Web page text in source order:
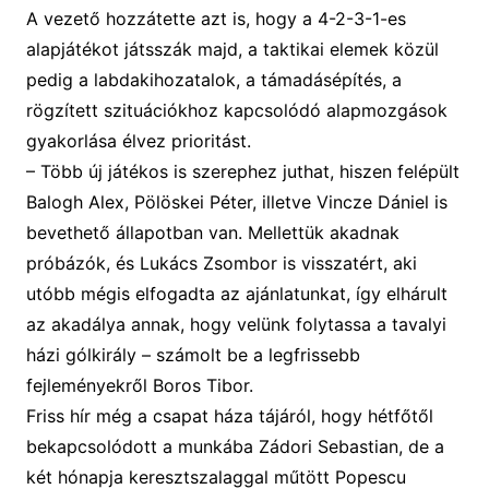
A vezető hozzátette azt is, hogy a 4-2-3-1-es
alapjátékot játsszák majd, a taktikai elemek közül
pedig a labdakihozatalok, a támadásépítés, a
rögzített szituációkhoz kapcsolódó alapmozgások
gyakorlása élvez prioritást.
– Több új játékos is szerephez juthat, hiszen felépült
Balogh Alex, Pölöskei Péter, illetve Vincze Dániel is
bevethető állapotban van. Mellettük akadnak
próbázók, és Lukács Zsombor is visszatért, aki
utóbb mégis elfogadta az ajánlatunkat, így elhárult
az akadálya annak, hogy velünk folytassa a tavalyi
házi gólkirály – számolt be a legfrissebb
fejleményekről Boros Tibor.
Friss hír még a csapat háza tájáról, hogy hétfőtől
bekapcsolódott a munkába Zádori Sebastian, de a
két hónapja keresztszalaggal műtött Popescu